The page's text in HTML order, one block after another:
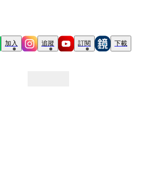
加入 追蹤 訂閱 下載